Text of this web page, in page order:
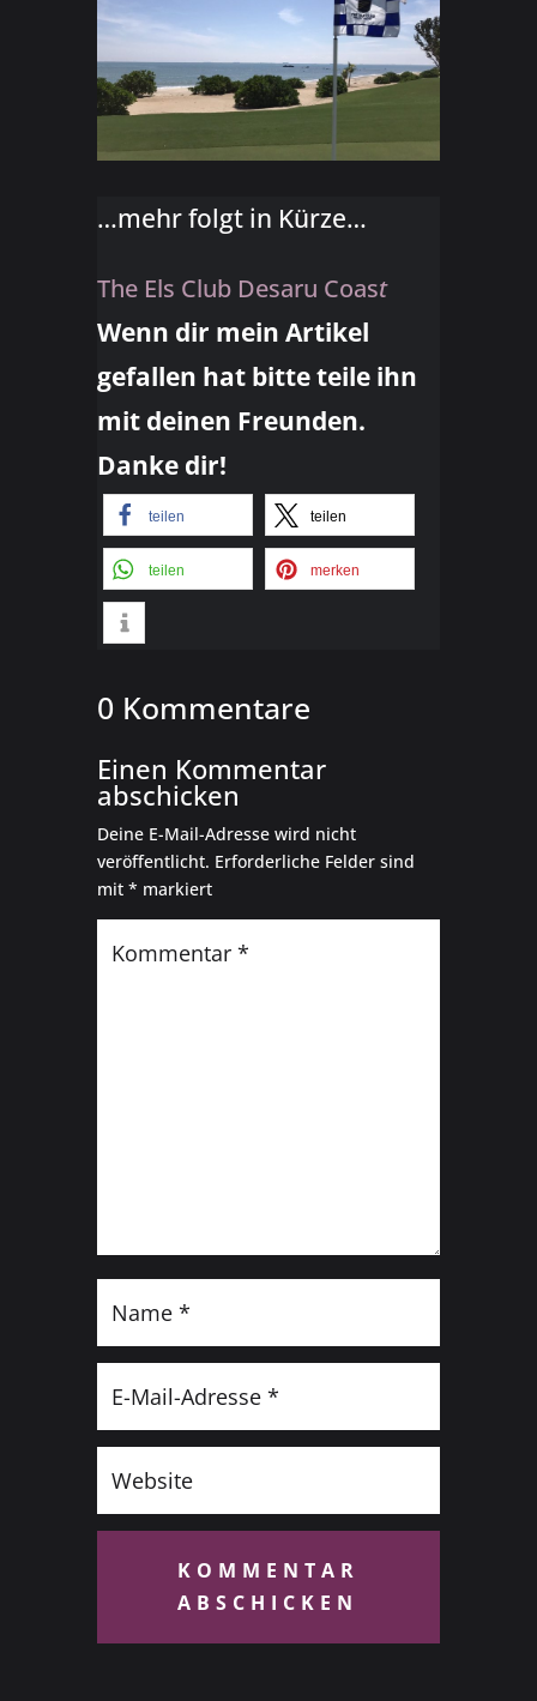
…mehr folgt in Kürze…
The Els Club Desaru Coast
Wenn dir mein Artikel
gefallen hat bitte teile ihn
mit deinen Freunden.
Danke dir!
teilen teilen
teilen merken
0 Kommentare
Einen Kommentar
abschicken
Deine E-Mail-Adresse wird nicht
veröffentlicht. Erforderliche Felder sind
mit * markiert
KOMMENTAR
ABSCHICKEN